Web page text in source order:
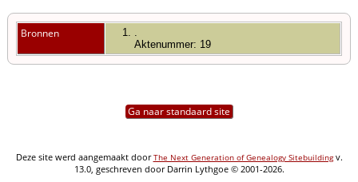
Bronnen
Aktenummer: 19
Ga naar standaard site
Deze site werd aangemaakt doorThe Next Generation of Genealogy Sitebuildingv.
13.0, geschreven door Darrin Lythgoe © 2001-2026.